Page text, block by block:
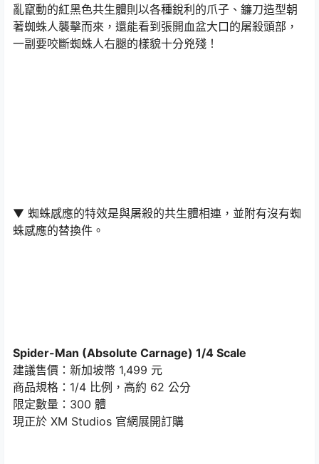
亂竄動的紅黑色共生體則以各種銳利的爪子、鐮刀造型朝
著蜘蛛人襲擊而來，還能看到張開血盆大口的屠殺頭部，
一副要咬斷蜘蛛人右腿的樣貌十分兇殘！
▼ 蜘蛛感應的特效是與屠殺的共生體相連，並附有沒有蜘
蛛感應的替換件。
Spider-Man (Absolute Carnage) 1/4 Scale
建議售價：新加坡幣 1,499 元
商品規格：1/4 比例，高約 62 公分
限定數量：300 體
現正於 XM Studios 官網展開訂購